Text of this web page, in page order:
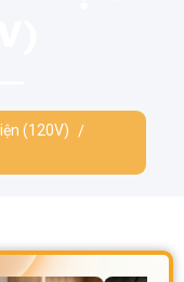
(120V) /